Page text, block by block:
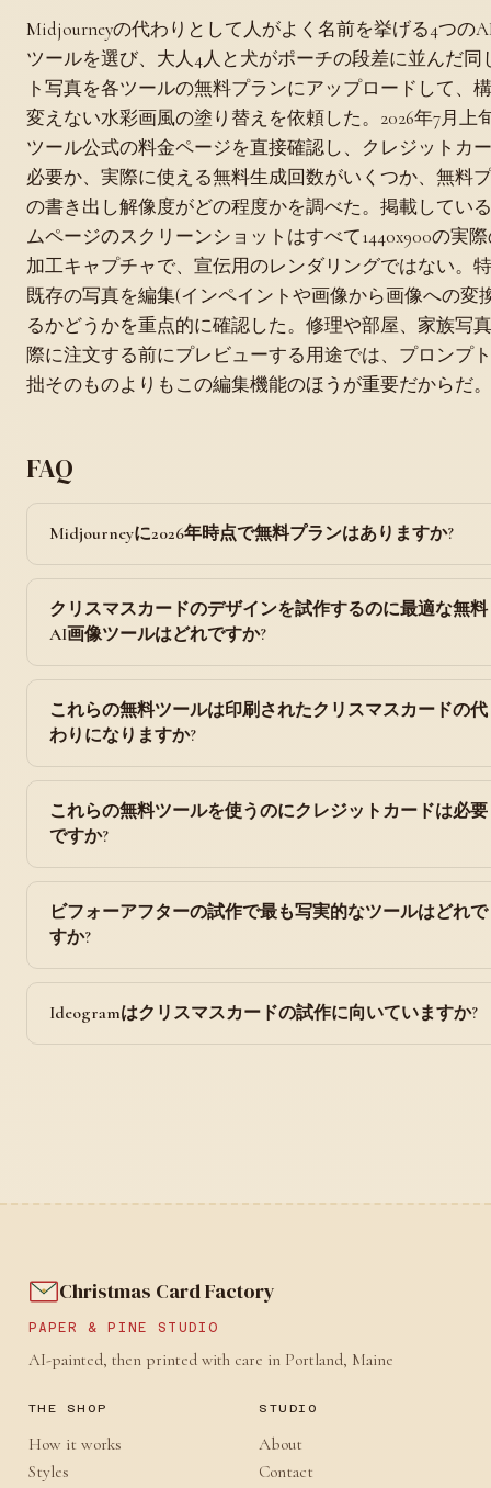
Midjourneyの代わりとして人がよく名前を挙げる4つの
ツールを選び、大人4人と犬がポーチの段差に並んだ同
ト写真を各ツールの無料プランにアップロードして、
変えない水彩画風の塗り替えを依頼した。2026年7月上
ツール公式の料金ページを直接確認し、クレジットカ
必要か、実際に使える無料生成回数がいくつか、無料
の書き出し解像度がどの程度かを調べた。掲載してい
ムページのスクリーンショットはすべて1440x900の実
加工キャプチャで、宣伝用のレンダリングではない。
既存の写真を編集(インペイントや画像から画像への変
るかどうかを重点的に確認した。修理や部屋、家族写
際に注文する前にプレビューする用途では、プロンプ
拙そのものよりもこの編集機能のほうが重要だからだ。
FAQ
Midjourneyに2026年時点で無料プランはありますか?
クリスマスカードのデザインを試作するのに最適な無料
AI画像ツールはどれですか?
これらの無料ツールは印刷されたクリスマスカードの代
わりになりますか?
これらの無料ツールを使うのにクレジットカードは必要
ですか?
ビフォーアフターの試作で最も写実的なツールはどれで
すか?
Ideogramはクリスマスカードの試作に向いていますか?
Christmas Card Factory
PAPER & PINE STUDIO
AI-painted, then printed with care in Portland, Maine
THE SHOP
How it works
Styles
STUDIO
About
Contact